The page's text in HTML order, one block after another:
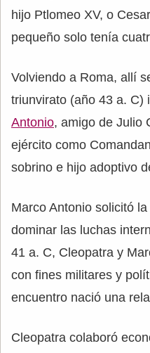
hijo Ptlomeo XV, o
pequeño solo tenía
Volviendo a Roma, allí
triunvirato (año 43 a. C)
Antonio, amigo de Julio
ejército como
sobrino e hijo adoptivo
Marco Antonio solicitó
dominar las luchas
41 a. C, Cleopatra y
con fines militares y
encuentro nació una
Cleopatra colaboró